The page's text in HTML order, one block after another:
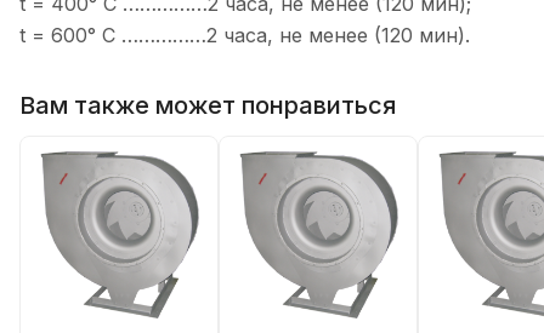
t = 600° C ……………2 часа, не менее (120 мин).
Вам также может понравиться